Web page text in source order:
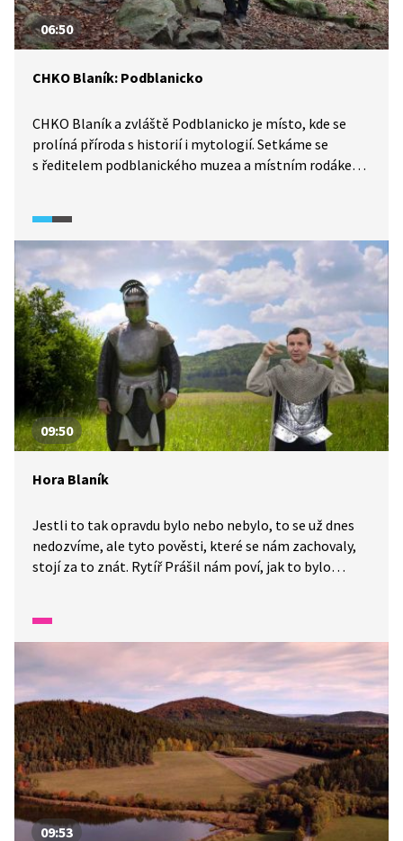
06:50
CHKO Blaník: Podblanicko
CHKO Blaník a zvláště Podblanicko je místo, kde se
prolíná příroda s historií i mytologií. Setkáme se
s ředitelem podblanického muzea a místním rodákem
stezku a navštívíme rozhlednu na Velkém Blaníku.
09:50
Hora Blaník
Jestli to tak opravdu bylo nebo nebylo, to se už dnes
nedozvíme, ale tyto pověsti, které se nám zachovaly,
stojí za to znát. Rytíř Prášil nám poví, jak to bylo
nejhůř. Celá pověst je i ve znakové řeči.
09:53